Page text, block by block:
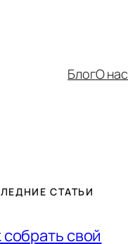
БлогО нас
СТАТЬИ
собрать свой